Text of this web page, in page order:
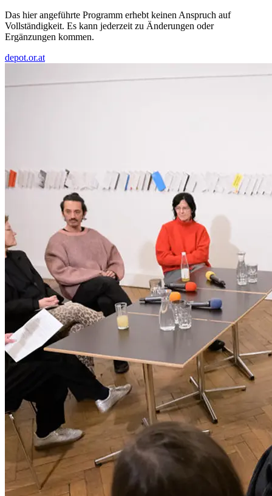
Das hier angeführte Programm erhebt keinen Anspruch auf
Vollständigkeit. Es kann jederzeit zu Änderungen oder
Ergänzungen kommen.
depot.or.at